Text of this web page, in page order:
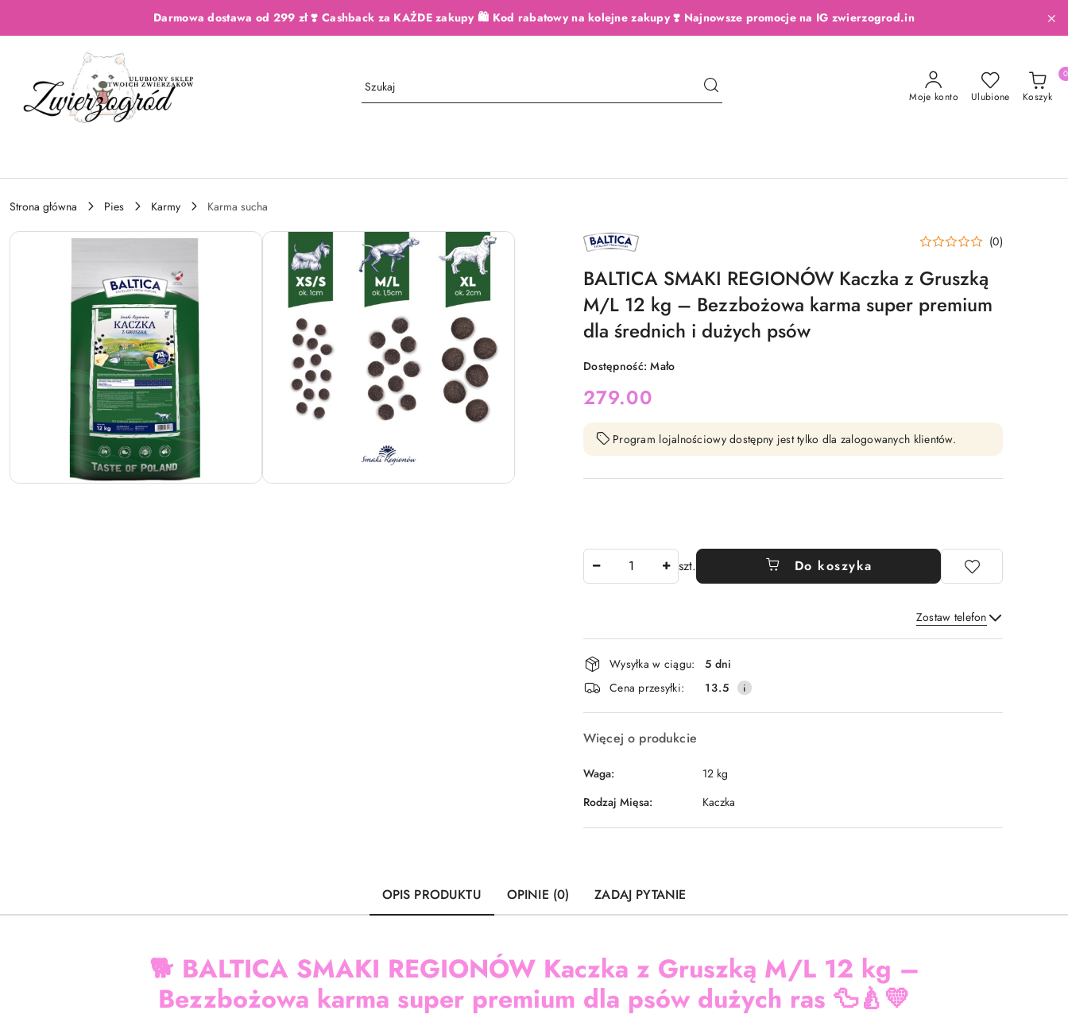
Przejdź do treści głównej
Przejdź do wyszukiwarki
Przejdź do moje konto
Przejdź do menu głównego
Przejdź do opisu produktuDarmowa dostawa od 299 zł ❣️ Cashback za KAŻDE zakupy 🛍️ Kod rabatowy na kolejne zakupy ❣️ Najnowsze promocje na IG zwierzogrod.in
Moje konto Ulubione Koszyk
0
Strona główna Pies Karmy
Karma sucha
NAZWA
PRODUCENTA: (0)
BALTICA SMAKI REGIONÓW Kaczka z Gruszką
M/L 12 kg – Bezzbożowa karma super premium
dla średnich i dużych psów
Dostępność:Mało
cena:
279.00
Program lojalnościowy dostępny jest tylko dla zalogowanych klientów.
szt. Do koszyka
Zostaw telefon
Wyślij
Dostępność
i
dostawa
Wysyłka w ciągu:
5 dni
Cena przesyłki:
13.5
Więcej o produkcie
Waga:
12 kg
Rodzaj Mięsa:
Kaczka
OPIS PRODUKTU OPINIE (0) ZADAJ PYTANIE
🐕 BALTICA SMAKI REGIONÓW Kaczka z Gruszką M/L 12 kg –
Bezzbożowa karma super premium dla psów dużych ras 🦆🍐💛